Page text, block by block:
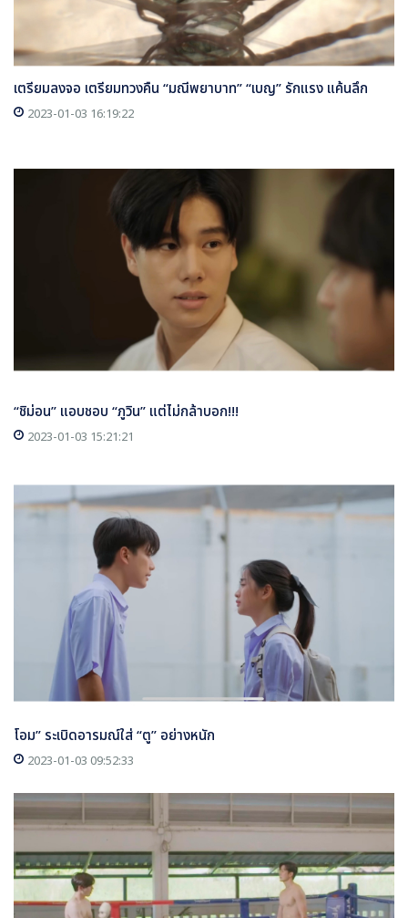
เตรียมลงจอ เตรียมทวงคืน “มณีพยาบาท” “เบญ” รักแรง แค้นลึก
2023-01-03 16:19:22
“ชิม่อน” แอบชอบ “ภูวิน” แต่ไม่กล้าบอก!!!
2023-01-03 15:21:21
โอม” ระเบิดอารมณ์ใส่ “ตู” อย่างหนัก
2023-01-03 09:52:33